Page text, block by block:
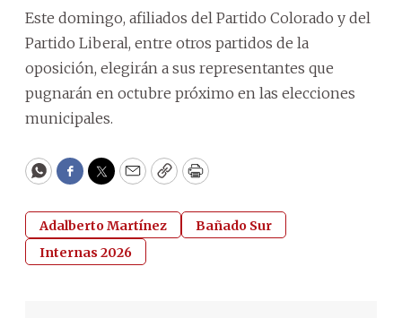
Este domingo, afiliados del Partido Colorado y del
Partido Liberal, entre otros partidos de la
oposición, elegirán a sus representantes que
pugnarán en octubre próximo en las elecciones
municipales.
WhatsApp
Facebook
Twitter
EmailCopyPrint
Adalberto Martínez
Bañado Sur
Internas 2026